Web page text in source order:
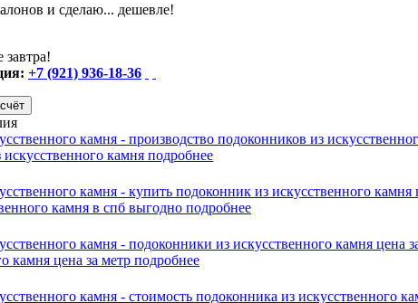
и сделаю... дешевле!
+7 (921) 936-18-36
камня подробнее
камня в спб выгодно подробнее
камня цена за метр подробнее